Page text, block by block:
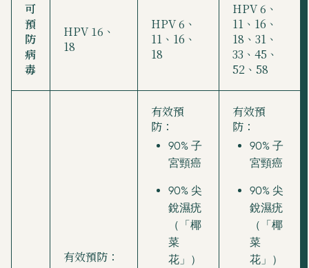
可
預
防
病
毒
HPV 16、
18
HPV 6、
11、16、
18
HPV 6、
11、16、
18、31、
33、45、
52、58
有效預防：
有效預
防：
90% 子
宮頸癌
90% 尖
銳濕疣
（「椰
菜
花」）
有效預
防：
90% 子
宮頸癌
90% 尖
銳濕疣
（「椰
菜
花」）